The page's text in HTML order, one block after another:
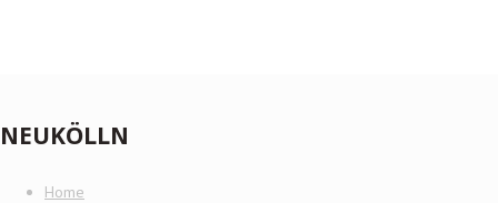
NEUKÖLLN
Home